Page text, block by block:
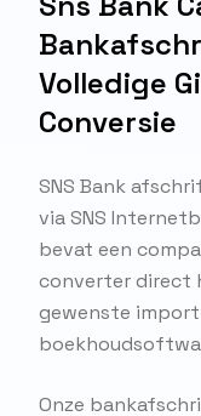
Volledige
Conversie
SNS Bank
via SNS
bevat een
converter direct
gewenste
Onze